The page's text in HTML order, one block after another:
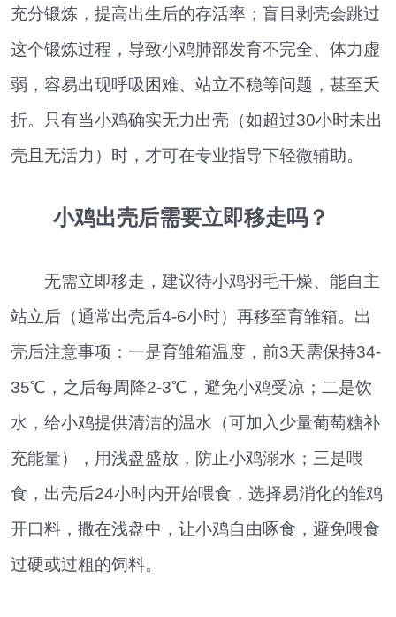
充分锻炼，提高出生后的存活率；盲目剥壳会跳过
这个锻炼过程，导致小鸡肺部发育不完全、体力虚
弱，容易出现呼吸困难、站立不稳等问题，甚至夭
折。只有当小鸡确实无力出壳（如超过30小时未出
壳且无活力）时，才可在专业指导下轻微辅助。
小鸡出壳后需要立即移走吗？
无需立即移走，建议待小鸡羽毛干燥、能自主
站立后（通常出壳后4-6小时）再移至育雏箱。出
壳后注意事项：一是育雏箱温度，前3天需保持34-
35℃，之后每周降2-3℃，避免小鸡受凉；二是饮
水，给小鸡提供清洁的温水（可加入少量葡萄糖补
充能量），用浅盘盛放，防止小鸡溺水；三是喂
食，出壳后24小时内开始喂食，选择易消化的雏鸡
开口料，撒在浅盘中，让小鸡自由啄食，避免喂食
过硬或过粗的饲料。